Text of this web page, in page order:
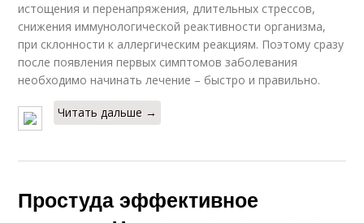
истощения и перенапряжения, длительных стрессов,
снижения иммунологической реактивности организма,
при склонности к аллергическим реакциям. Поэтому сразу
после появления первых симптомов заболевания
необходимо начинать лечение – быстро и правильно.
Читать дальше →
Простуда эффективное